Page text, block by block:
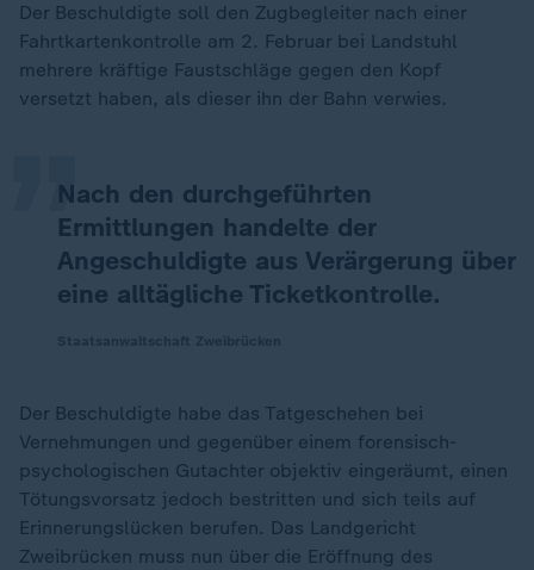
Der Beschuldigte soll den Zugbegleiter nach einer
Fahrtkartenkontrolle am 2. Februar bei Landstuhl
mehrere kräftige Faustschläge gegen den Kopf
versetzt haben, als dieser ihn der Bahn verwies.
Nach den durchgeführten
Ermittlungen handelte der
Angeschuldigte aus Verärgerung über
eine alltägliche Ticketkontrolle.
„
Der Beschuldigte habe das Tatgeschehen bei
Vernehmungen und gegenüber einem forensisch-
psychologischen Gutachter objektiv eingeräumt, einen
Tötungsvorsatz jedoch bestritten und sich teils auf
Erinnerungslücken berufen. Das Landgericht
Zweibrücken muss nun über die Eröffnung des